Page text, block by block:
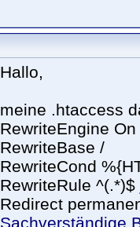
Hallo,
meine .htaccess
RewriteEngine On
RewriteBase /
RewriteCond
RewriteRule ^(.*)$
Redirect
Sachverständige